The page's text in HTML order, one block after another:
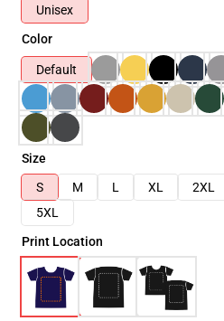
Unisex
Color
Default
Size
S
M L XL 2XL
5XL
Print Location